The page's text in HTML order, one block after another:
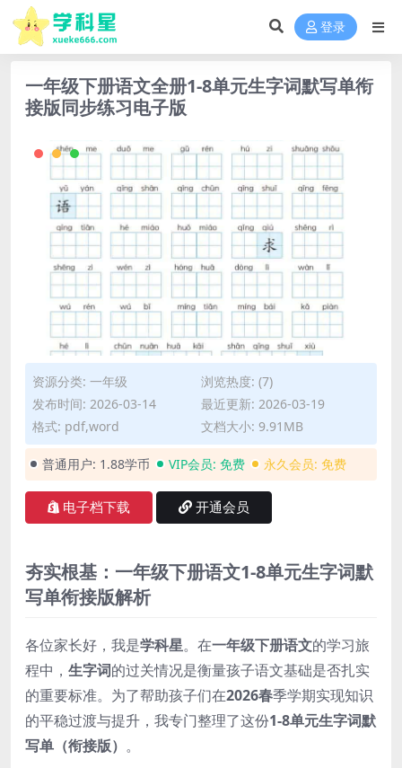
登录
一年级下册语文全册1-8单元生字词默写单衔
接版同步练习电子版
资源分类: 一年级
浏览热度: (7)
发布时间: 2026-03-14
最近更新: 2026-03-19
格式: pdf,word
文档大小: 9.91MB
普通用户: 1.88学币 VIP会员: 免费 永久会员: 免费
电子档下载 开通会员
夯实根基：一年级下册语文1-8单元生字词默
写单衔接版解析
各位家长好，我是学科星。在一年级下册语文的学习旅
程中， 生字词的过关情况是衡量孩子语文基础是否扎实
的重要标准。为了帮助孩子们在2026春季学期实现知识
的平稳过渡与提升，我专门整理了这份1-8单元生字词默
写单（衔接版） 。